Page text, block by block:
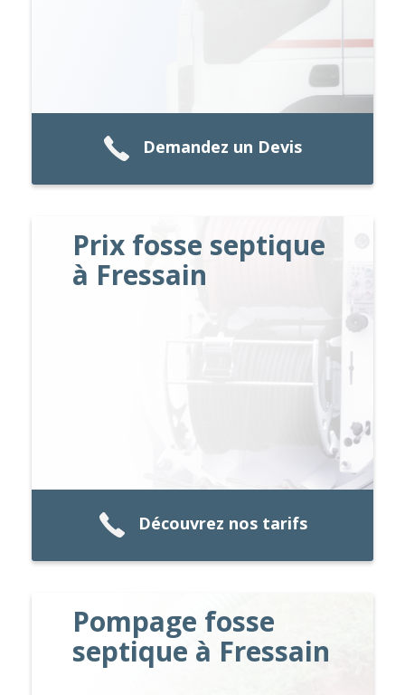
Demandez un Devis
Prix fosse septique
à Fressain
Découvrez nos tarifs
Pompage fosse
septique à Fressain